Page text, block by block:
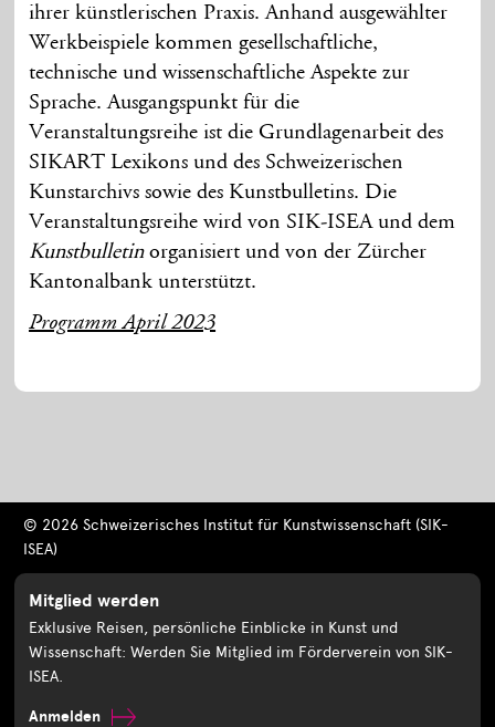
ihrer künstlerischen Praxis. Anhand ausgewählter
Werkbeispiele kommen gesellschaftliche,
technische und wissenschaftliche Aspekte zur
Sprache. Ausgangspunkt für die
Veranstaltungsreihe ist die Grundlagenarbeit des
SIKART Lexikons und des Schweizerischen
Kunstarchivs sowie des Kunstbulletins. Die
Veranstaltungsreihe wird von SIK-ISEA und dem
Kunstbulletinorganisiert und von der Zürcher
Kantonalbank unterstützt.
Programm April 2023
© 2026 Schweizerisches Institut für Kunstwissenschaft (SIK-
ISEA)
Mitglied werden
Exklusive Reisen, persönliche Einblicke in Kunst und
Wissenschaft: Werden Sie Mitglied im Förderverein von SIK-
ISEA.
Anmelden